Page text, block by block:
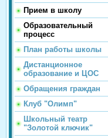
Прием в школу
Образовательный
процесс
План работы школы
Дистанционное
образование и ЦОС
Обращения граждан
Клуб "Олимп"
Школьный театр
"Золотой ключик"